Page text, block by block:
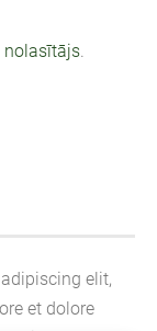
elit,
et dolore
nolasītājs.